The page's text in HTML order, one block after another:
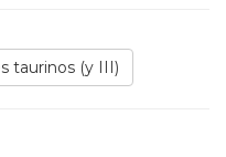
taurinos (y III)